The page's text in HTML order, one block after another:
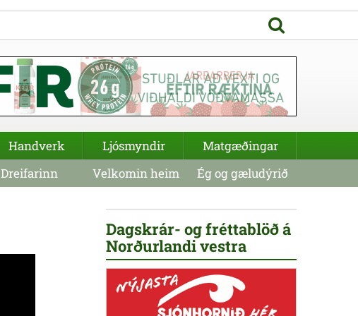
Dagskrár- og fréttablöð á
Norðurlandi vestra
Handverk Ljósmyndir
Matgæðingar
Dreifarinn Velkomin heim Ég og gæludýrið